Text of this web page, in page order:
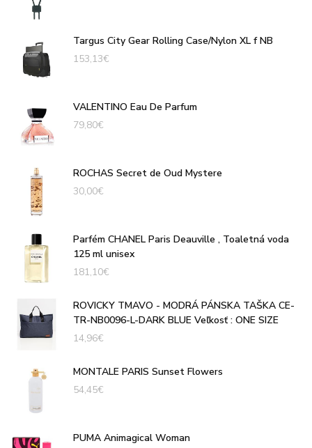
Targus City Gear Rolling Case/Nylon XL f NB
153,13€
VALENTINO Eau De Parfum
79,80€
ROCHAS Secret de Oud Mystere
30,00€
Parfém CHANEL Paris Deauville , Toaletná voda
125 ml unisex
181,10€
ROVICKY TMAVO - MODRÁ PÁNSKA TAŠKA CE-
TR-NB0096-L-DARK BLUE Veľkosť : ONE SIZE
14,96€
MONTALE PARIS Sunset Flowers
54,45€
PUMA Animagical Woman